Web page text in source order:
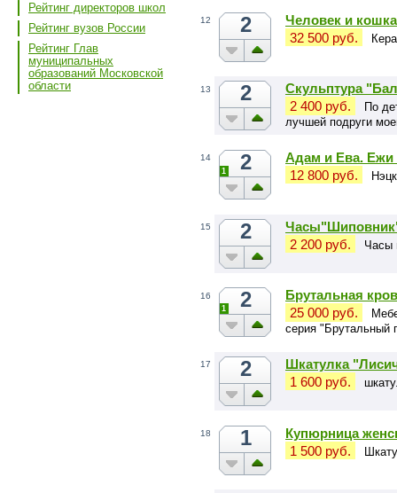
Рейтинг директоров школ
Рейтинг вузов России
Рейтинг Глав
муниципальных
образований Московской
области
12 2
Человек и кошка
32 500 руб.
13 2
Скульптура
2 400 руб.
По
лучшей подруги
14 2
1
Адам и Ева. Ежи
12 800 руб.
15 2
2 200 руб.
Часы
16 2
1
Брутальная
25 000 руб.
серия "Брутальный
17 2
Шкатулка
1 600 руб.
18 1
Купюрница
1 500 руб.